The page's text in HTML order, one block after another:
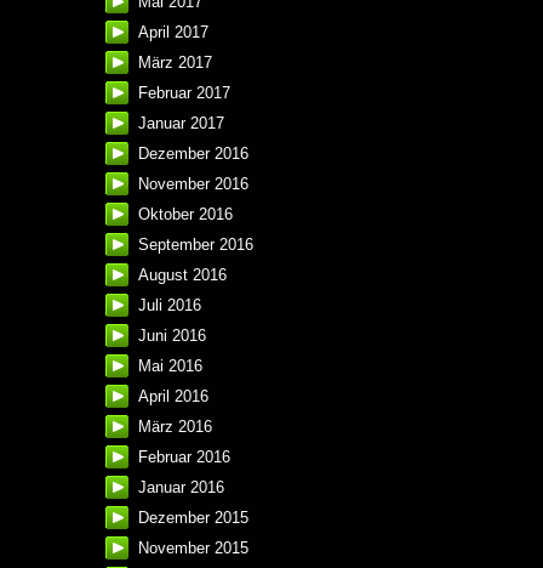
April 2017
März 2017
Februar 2017
Januar 2017
Dezember 2016
November 2016
Oktober 2016
September 2016
August 2016
Juli 2016
Juni 2016
Mai 2016
April 2016
März 2016
Februar 2016
Januar 2016
Dezember 2015
November 2015